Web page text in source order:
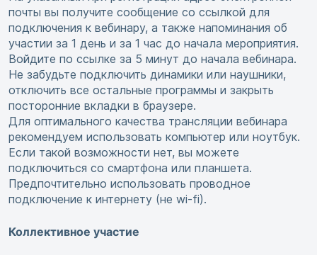
почты вы получите сообщение со ссылкой для
подключения к вебинару, а также напоминания об
участии за 1 день и за 1 час до начала мероприятия.
Войдите по ссылке за 5 минут до начала вебинара.
Не забудьте подключить динамики или наушники,
отключить все остальные программы и закрыть
посторонние вкладки в браузере.
Для оптимального качества трансляции вебинара
рекомендуем использовать компьютер или ноутбук.
Если такой возможности нет, вы можете
подключиться со смартфона или планшета.
Предпочтительно использовать проводное
подключение к интернету (не wi-fi).
Коллективное участие